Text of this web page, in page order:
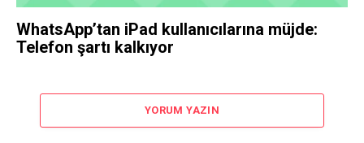
WhatsApp’tan iPad kullanıcılarına müjde:
Telefon şartı kalkıyor
YORUM YAZIN